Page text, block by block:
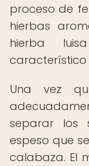
proceso de
hierbas
hierba
característico
Una vez
separar los
espeso que
calabaza. El